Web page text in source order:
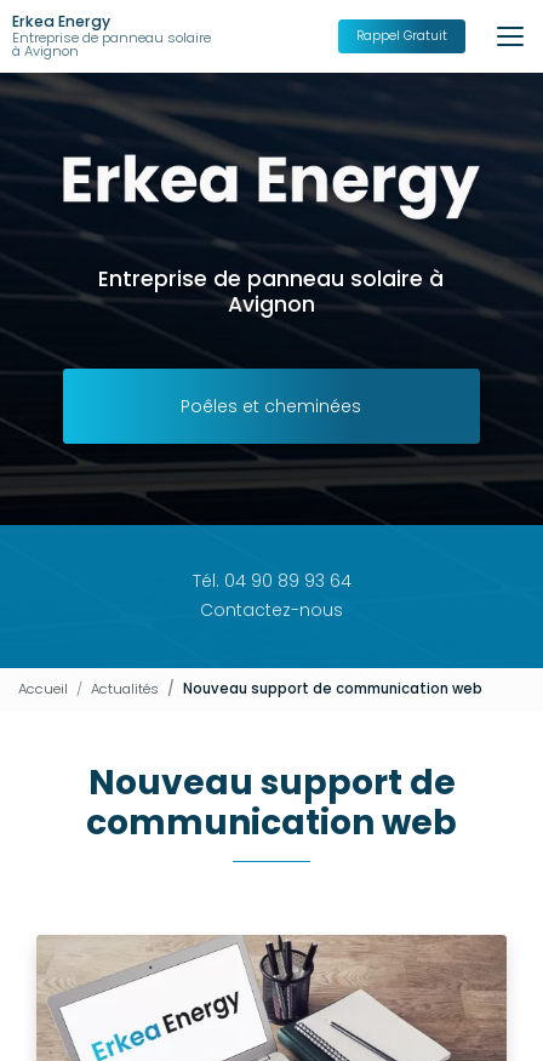
Aller
au
contenu
principal
Erkea Energy
Entreprise de panneau solaire
à Avignon
Rappel Gratuit
Entreprise de panneau solaire à
Avignon
Poêles et cheminées
Tél. 04 90 89 93 64
Contactez-nous
Accueil Actualités Nouveau support de communication web
Nouveau support de
communication web